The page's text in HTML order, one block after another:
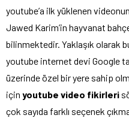
youtube’a ilk yüklenen
Jawed Karim’in hayvanat
bilinmektedir. Yaklaşık olarak
youtube internet devi Google
üzerinde özel bir yere sahip
için youtube video fikirleri
çok sayıda farklı seçenek